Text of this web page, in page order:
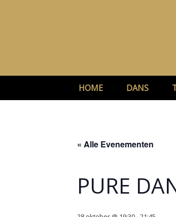
HOME DANS
« Alle Evenementen
PURE